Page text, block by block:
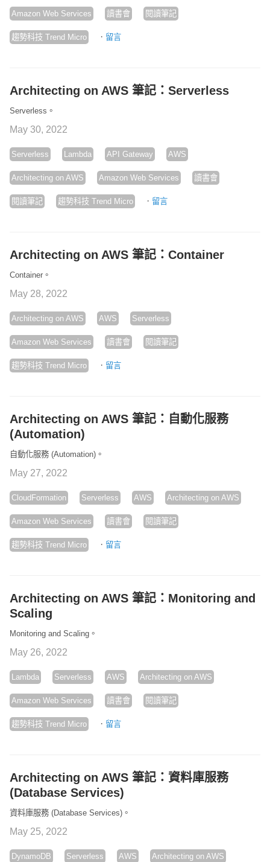
Amazon Web Services 讀書會 閱讀筆記
趨勢科技 Trend Micro · 留言
Architecting on AWS 筆記：Serverless
Serverless。
May 30, 2022
Serverless Lambda API Gateway AWS
Architecting on AWS Amazon Web Services 讀書會
閱讀筆記 趨勢科技 Trend Micro · 留言
Architecting on AWS 筆記：Container
Container。
May 28, 2022
Architecting on AWS AWS Serverless
Amazon Web Services 讀書會 閱讀筆記
趨勢科技 Trend Micro · 留言
Architecting on AWS 筆記：自動化服務
(Automation)
自動化服務 (Automation)。
May 27, 2022
CloudFormation Serverless AWS Architecting on AWS
Amazon Web Services 讀書會 閱讀筆記
趨勢科技 Trend Micro · 留言
Architecting on AWS 筆記：Monitoring and
Scaling
Monitoring and Scaling。
May 26, 2022
Lambda Serverless AWS Architecting on AWS
Amazon Web Services 讀書會 閱讀筆記
趨勢科技 Trend Micro · 留言
Architecting on AWS 筆記：資料庫服務
(Database Services)
資料庫服務 (Database Services)。
May 25, 2022
DynamoDB Serverless AWS Architecting on AWS